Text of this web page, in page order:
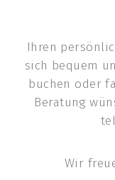
Ihren
sich bequem
buchen oder
Beratung
Wir